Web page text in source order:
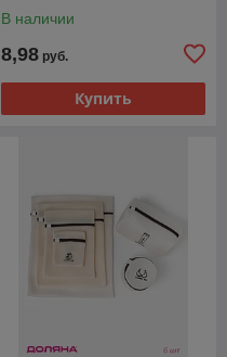
В наличии
8,98 руб.
Купить